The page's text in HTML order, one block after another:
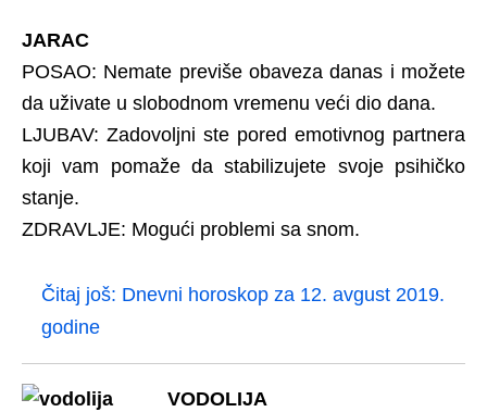
JARAC
POSAO: Nemate previše obaveza danas i možete
da uživate u slobodnom vremenu veći dio dana.
LJUBAV: Zadovoljni ste pored emotivnog partnera
koji vam pomaže da stabilizujete svoje psihičko
stanje.
ZDRAVLJE: Mogući problemi sa snom.
Čitaj još: Dnevni horoskop za 12. avgust 2019.
godine
VODOLIJA